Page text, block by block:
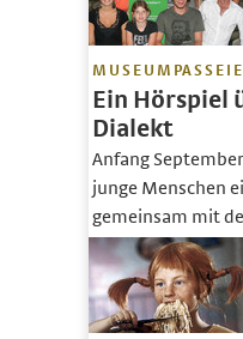
Ein Hörspiel
Dialekt
Anfang
junge Menschen
gemeinsam mit